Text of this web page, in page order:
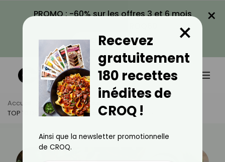
PROMO : -60% sur les offres 3 et 6 mois
VOIR LA PROMO
×
Accueil Actus
Minceur
TOP 10 Des Charcuteries Les Moins Caloriques
Recevez
gratuitement
180 recettes
inédites de
CROQ !
×
Ainsi que la newsletter promotionnelle
de CROQ.